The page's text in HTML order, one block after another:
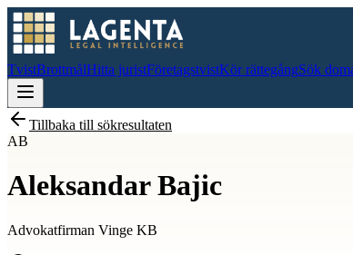
TvistBrottmålHitta juristFöretagstvistKör rättegångSök
Tillbaka till sökresultaten
AB
Aleksandar Bajic
Advokatfirman Vinge KB